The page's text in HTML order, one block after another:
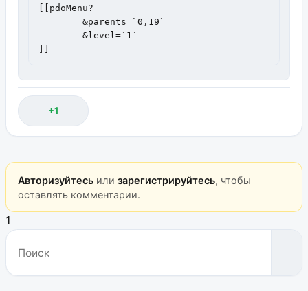
[[pdoMenu?
	&parents=`0,19`
	&level=`1`
+1
Авторизуйтесьили зарегистрируйтесь, чтобы
оставлять комментарии.
1